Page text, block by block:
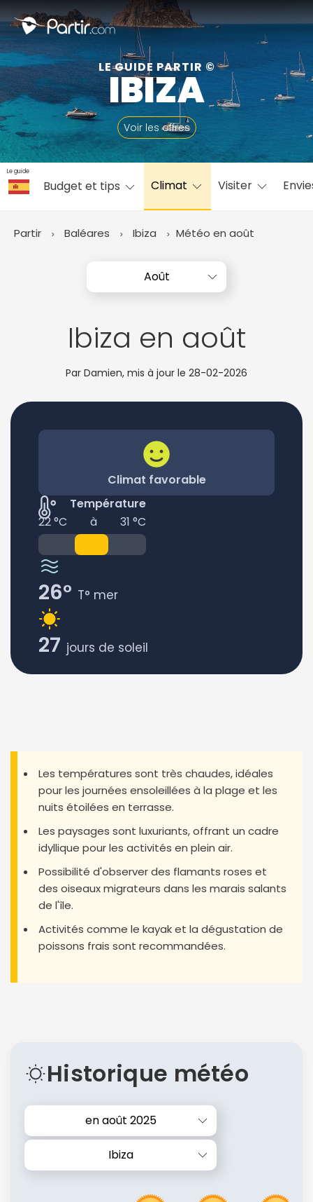
LE GUIDE PARTIR ©
IBIZA
Voir les offres
Le guide
Budget et tips Climat Visiter
Partir Baléares Ibiza Météo en août
Août
Ibiza en août
Par Damien, mis à jour le 28-02-2026
Climat favorable
Température
22 °C
à 31 °C
26° T° mer
27 jours de soleil
Les températures sont très chaudes, idéales
pour les journées ensoleillées à la plage et les
nuits étoilées en terrasse.
Les paysages sont luxuriants, offrant un cadre
idyllique pour les activités en plein air.
Possibilité d'observer des flamants roses et
des oiseaux migrateurs dans les marais salants
de l'île.
Activités comme le kayak et la dégustation de
poissons frais sont recommandées.
Historique météo
en août 2025
Ibiza
Fermer
📍 Destinations populaires
☀️ Où partir par mois
Mars Avril
Juillet
Août Septembre
Octobre